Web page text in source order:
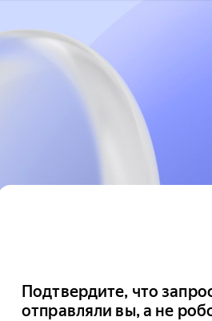
Подтвердите, что
отправляли вы, а не